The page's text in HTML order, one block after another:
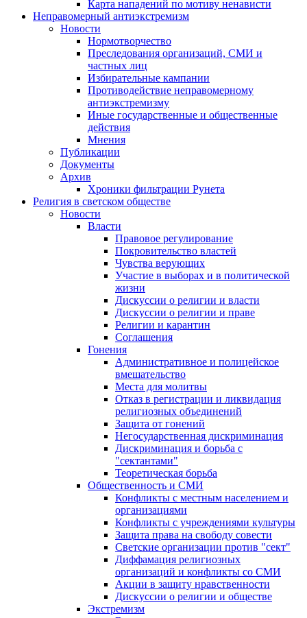
Карта нападений по мотиву ненависти
Неправомерный антиэкстремизм
Новости
Нормотворчество
Преследования организаций, СМИ и
частных лиц
Избирательные кампании
Противодействие неправомерному
антиэкстремизму
Иные государственные и общественные
действия
Мнения
Публикации
Документы
Архив
Хроники фильтрации Рунета
Религия в светском обществе
Новости
Власти
Правовое регулирование
Покровительство властей
Чувства верующих
Участие в выборах и в политической
жизни
Дискуссии о религии и власти
Дискуссии о религии и праве
Религии и карантин
Соглашения
Гонения
Административное и полицейское
вмешательство
Места для молитвы
Отказ в регистрации и ликвидация
религиозных объединений
Защита от гонений
Негосударственная дискриминация
Дискриминация и борьба с
"сектантами"
Теоретическая борьба
Общественность и СМИ
Конфликты с местным населением и
организациями
Конфликты с учреждениями культуры
Защита права на свободу совести
Светские организации против "сект"
Диффамация религиозных
организаций и конфликты со СМИ
Акции в защиту нравственности
Дискуссии о религии и обществе
Экстремизм